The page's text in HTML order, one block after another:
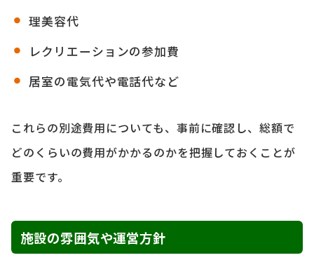
理美容代
レクリエーションの参加費
居室の電気代や電話代など
これらの別途費用についても、事前に確認し、総額で
どのくらいの費用がかかるのかを把握しておくことが
重要です。
施設の雰囲気や運営方針